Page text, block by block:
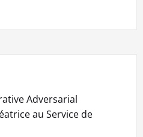
Adversarial
au Service de